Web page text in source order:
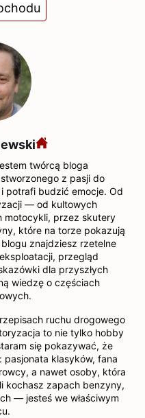
twórcą bloga
z pasji do
potrafi budzić emocje. Od
— od kultowych
motocykli, przez skutery
które na torze pokazują
znajdziesz rzetelne
przegląd
dla przyszłych
wiedzę o częściach
ruchu drogowego
to nie tylko hobby
się pokazywać, że
klasyków, fana
a nawet osoby, która
kochasz zapach benzyny,
— jesteś we właściwym